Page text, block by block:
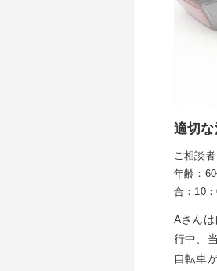
適切
ご相談者
年齢：
合：10
Aさん
行中、
自転車